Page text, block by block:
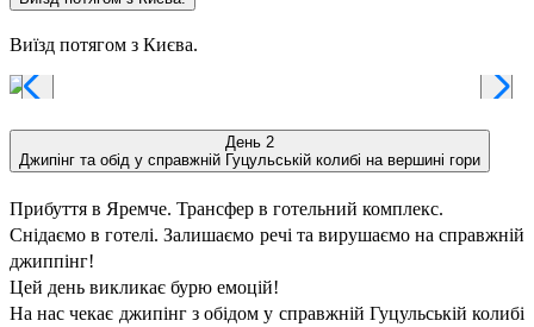
Виїзд потягом з Києва.
День 2
Джипінг та обід у справжній Гуцульській колибі на вершині гори
Прибуття в Яремче. Трансфер в готельний комплекс.
Снідаємо в готелі. Залишаємо речі та вирушаємо на справжній
джиппінг!
Цей день викликає бурю емоцій!
На нас чекає джипінг з обідом у справжній Гуцульській колибі